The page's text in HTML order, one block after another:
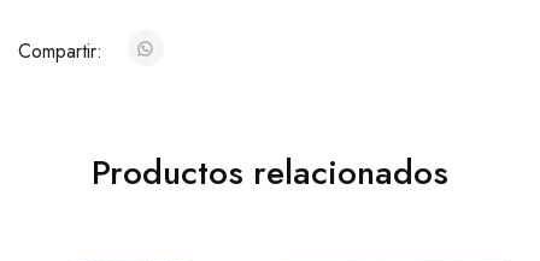
Compartir:
Productos relacionados